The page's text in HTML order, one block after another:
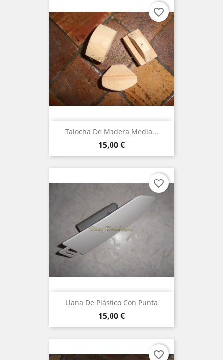
Talocha De Madera Media...
Precio
15,00 €
favorite_border
Llana De Plástico Con Punta
Precio
15,00 €
favorite_border
favorite_border